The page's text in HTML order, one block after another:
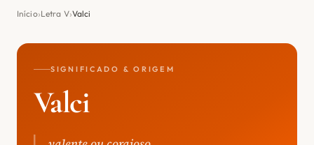
NOME PERFEITO
Início Letra V Valci
SIGNIFICADO & ORIGEM
Valci